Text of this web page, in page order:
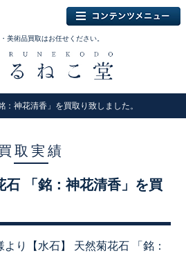
美術品買取はお任せください。
：神花清香」を買取り致しました。
買取実績
石 「銘：神花清香」を買
り【水石】 天然菊花石 「銘：